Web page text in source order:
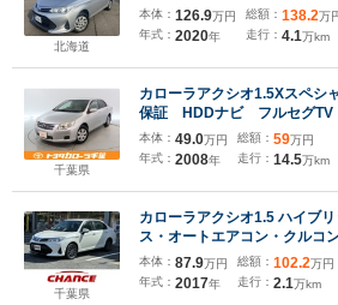
北海道
本体： 126.9万円
年式： 2020年
総額： 138.2万
走行： 4.1万km
千葉県
カローラアクシオ1.5Xスペシ
保証 HDDナビ フルセグ
ETC DVD再生 オートエアコ
本体： 49.0万円
年式： 2008年
総額： 59万円
走行： 14.5万km
千葉県
カローラアクシオ1.5 ハイブ
ス・オートエアコン・クルコ
ー・プッシュスタート・衝突
止・車線逸脱防止・光軸調整
オートハイビーム
本体： 87.9万円
年式： 2017年
総額： 102.2万円
走行： 2.1万km